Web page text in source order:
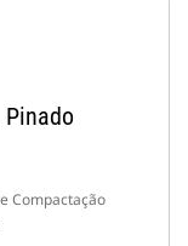
Pinado
Compactação